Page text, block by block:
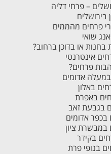
– פרחי דליה
בירושלים
פרחים מהממים
שואי
או בדוכן ברחוב?
אינטרנטי
פרחים?
אדומים
באלון
באפרת
בגבעת זאב
אדומים
במבשרת ציון
בקידר
בנופי פרת